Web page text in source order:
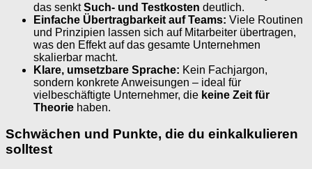
das senktSuch- und Testkosten deutlich.
Einfache Übertragbarkeit auf Teams: Viele Routinen
und Prinzipien lassen sich auf Mitarbeiter übertragen,
was den Effekt auf das gesamte Unternehmen
skalierbar macht.
Klare, umsetzbare Sprache: Kein Fachjargon,
sondern konkrete Anweisungen – ideal für
vielbeschäftigte Unternehmer, die keine Zeit für
Theorie haben.
Schwächen und Punkte, die du einkalkulieren
solltest